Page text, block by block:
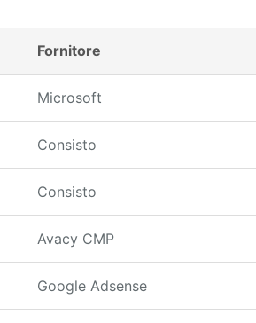
Fornitore
Microsoft
Consisto
Consisto
Avacy CMP
Google Adsense